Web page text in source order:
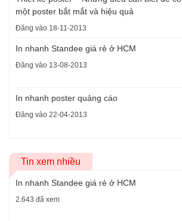
một poster bắt mắt và hiệu quả
Đăng vào 18-11-2013
In nhanh Standee giá rẻ ở HCM
Đăng vào 13-08-2013
In nhanh poster quảng cáo
Đăng vào 22-04-2013
Tin xem nhiều
In nhanh Standee giá rẻ ở HCM
2.643 đã xem